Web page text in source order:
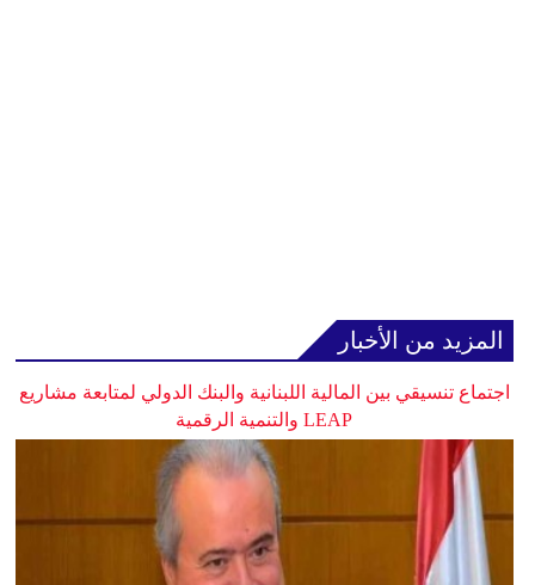
المزيد من الأخبار
اجتماع تنسيقي بين المالية اللبنانية والبنك الدولي لمتابعة مشاريع
LEAP والتنمية الرقمية